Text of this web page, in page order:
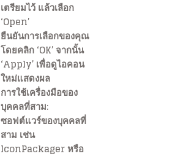
เตรียมไว้ แล้วเลือก
‘Open’
ยืนยันการเลือกของคุณ
โดยคลิก ‘OK’ จากนั้น
‘Apply’ เพื่อดูไอคอน
ใหม่แสดงผล
การใช้เครื่องมือของ
บุคคลที่สาม:
ซอฟต์แวร์ของบุคคลที่
สาม เช่น
IconPackager หรือ